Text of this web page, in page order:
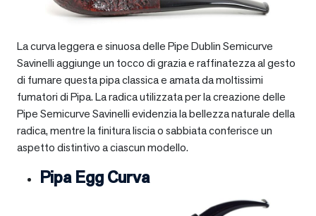
La curva leggera e sinuosa delle Pipe Dublin Semicurve
Savinelli aggiunge un tocco di grazia e raffinatezza al gesto
di fumare questa pipa classica e amata da moltissimi
fumatori di Pipa. La radica utilizzata per la creazione delle
Pipe Semicurve Savinelli evidenzia la bellezza naturale della
radica, mentre la finitura liscia o sabbiata conferisce un
aspetto distintivo a ciascun modello.
Pipa Egg Curva